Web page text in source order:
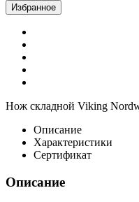
Избранное
Нож складной Viking
Описание
Характеристики
Сертификат
Описание